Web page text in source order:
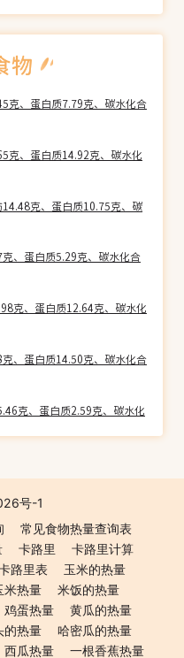
克、蛋白质7.79克、碳水化合
克、蛋白质14.92克、碳水化
克、蛋白质10.75克、碳
、蛋白质5.29克、碳水化合
克、蛋白质12.64克、碳水化
、蛋白质14.50克、碳水化合
克、蛋白质2.59克、碳水化
克、蛋白质9.62克、碳水化合
蛋白质8.78克、碳水化合物
、蛋白质10.43克、碳水化合
号-1
常见食物热量查询表
卡路里
卡路里计算
路里表
玉米的热量
米热量
米饭的热量
鸡蛋热量
黄瓜的热量
的热量
哈密瓜的热量
西瓜热量 一根香蕉热量